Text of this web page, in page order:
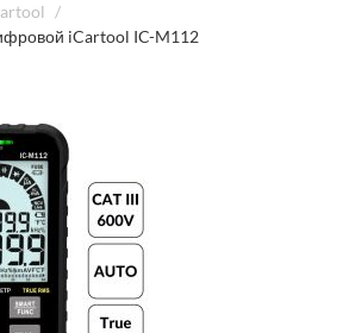
/
iCartool IC-M112